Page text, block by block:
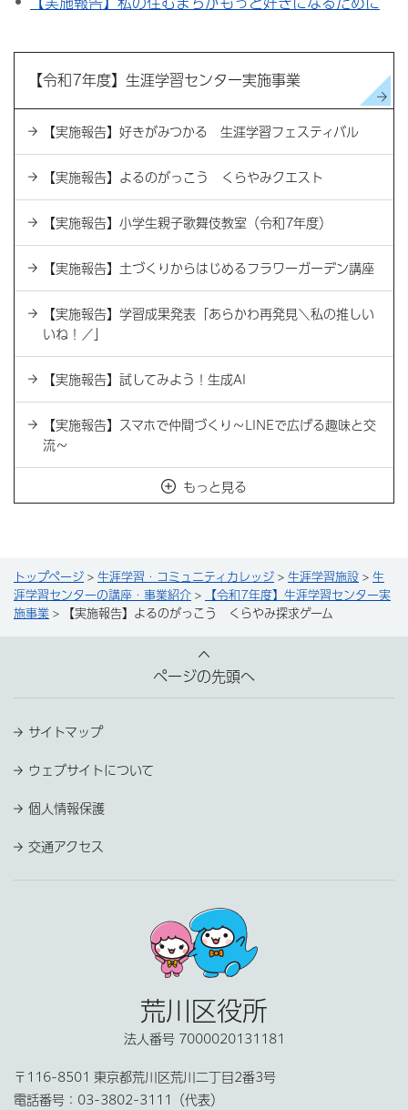
【実施報告】私の住むまちがもっと好きになるために
【令和7年度】生涯学習センター実施事業
【実施報告】好きがみつかる 生涯学習フェスティバル
【実施報告】よるのがっこう くらやみクエスト
【実施報告】小学生親子歌舞伎教室（令和7年度）
【実施報告】土づくりからはじめるフラワーガーデン講座
【実施報告】学習成果発表「あらかわ再発見＼私の推しい
いね！／」
【実施報告】試してみよう！生成AI
【実施報告】スマホで仲間づくり～LINEで広げる趣味と交
流～
もっと見る
トップページ > 生涯学習・コミュニティカレッジ > 生涯学習施設 > 生
涯学習センターの講座・事業紹介 >
【令和7年度】生涯学習センター実
施事業 > 【実施報告】よるのがっこう くらやみ探求ゲーム
ページの先頭へ
サイトマップ
ウェブサイトについて
個人情報保護
交通アクセス
荒川区役所
法人番号 7000020131181
〒116-8501 東京都荒川区荒川二丁目2番3号
電話番号： 03-3802-3111（代表）